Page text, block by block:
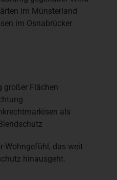
im Münsterland
im Osnabrücker
großer Flächen
als
Wohngefühl, das weit
hinausgeht.